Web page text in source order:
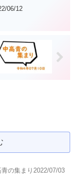
06/12
青の集まり2022/07/03